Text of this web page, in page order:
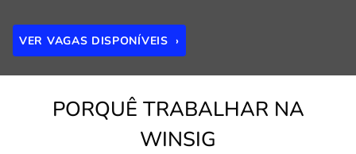
VER VAGAS DISPONÍVEIS ›
PORQUÊ TRABALHAR NA
WINSIG